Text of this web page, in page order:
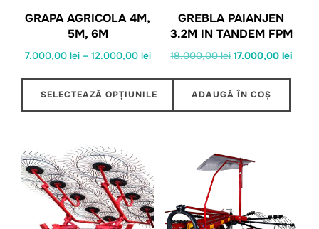
GRAPA AGRICOLA 4M,
5M, 6M
7.000,00 lei – 12.000,00 leiInterval
prețuri:
12.000,00 lei
SELECTEAZĂ OPȚIUNILE
are
mai
multe
variații.
GREBLA PAIANJEN
3.2M IN TANDEM FPM
18.000,00lei Prețul
a
17.000,00leiPrețul
ADAUGĂ ÎN COȘ